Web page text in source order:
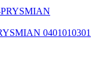
0401010301